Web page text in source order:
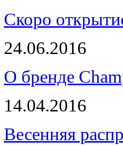
Скоро
24.06.2016
О бренде
14.04.2016
Весенняя